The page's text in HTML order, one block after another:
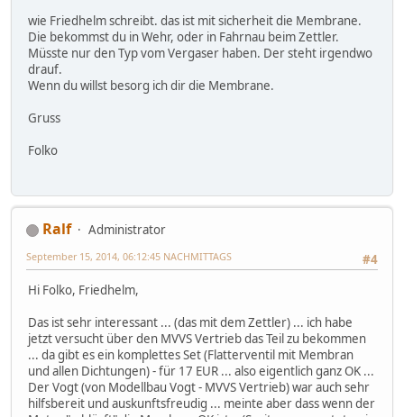
wie Friedhelm schreibt. das ist mit sicherheit die Membrane.
Die bekommst du in Wehr, oder in Fahrnau beim Zettler.
Müsste nur den Typ vom Vergaser haben. Der steht irgendwo
drauf.
Wenn du willst besorg ich dir die Membrane.
Gruss
Folko
Ralf
Administrator
#4
September 15, 2014, 06:12:45 NACHMITTAGS
Hi Folko, Friedhelm,
Das ist sehr interessant ... (das mit dem Zettler) ... ich habe
jetzt versucht über den MVVS Vertrieb das Teil zu bekommen
... da gibt es ein komplettes Set (Flatterventil mit Membran
und allen Dichtungen) - für 17 EUR ... also eigentlich ganz OK ...
Der Vogt (von Modellbau Vogt - MVVS Vertrieb) war auch sehr
hilfsbereit und auskunftsfreudig ... meinte aber dass wenn der